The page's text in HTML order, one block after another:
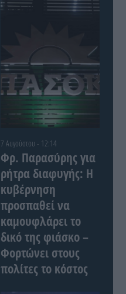
7 Αυγούστου - 12:14
Φρ. Παρασύρης για
ρήτρα διαφυγής: Η
κυβέρνηση
προσπαθεί να
καμουφλάρει το
δικό της φιάσκο –
Φορτώνει στους
πολίτες το κόστος